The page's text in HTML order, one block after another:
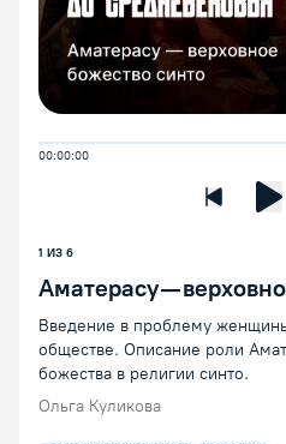
00:00:00
1 ИЗ 6
Аматерасу —
Введение в проблему
обществе. Описание роли
божества в религии синто.
Ольга Куликова